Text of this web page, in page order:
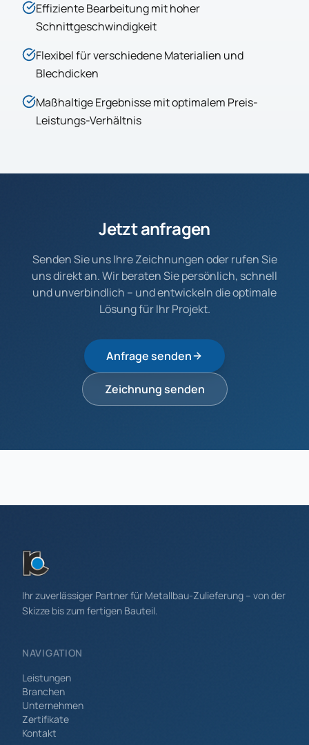
Effiziente Bearbeitung mit hoher
Schnittgeschwindigkeit
Flexibel für verschiedene Materialien und
Blechdicken
Maßhaltige Ergebnisse mit optimalem Preis-
Leistungs-Verhältnis
Jetzt anfragen
Senden Sie uns Ihre Zeichnungen oder rufen Sie
uns direkt an. Wir beraten Sie persönlich, schnell
und unverbindlich – und entwickeln die optimale
Lösung für Ihr Projekt.
Anfrage senden
Zeichnung senden
Ihr zuverlässiger Partner für Metallbau-Zulieferung – von der
Skizze bis zum fertigen Bauteil.
NAVIGATION
Leistungen
Branchen
Unternehmen
Zertifikate
Kontakt